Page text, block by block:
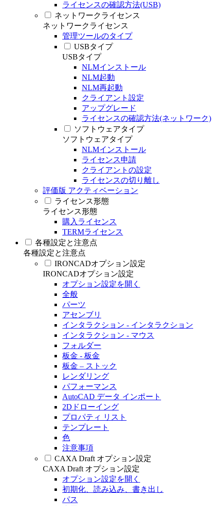
ライセンスの確認方法(USB)
ネットワークライセンス
ネットワークライセンス
管理ツールのタイプ
USBタイプ
USBタイプ
NLMインストール
NLM起動
NLM再起動
クライアント設定
アップグレード
ライセンスの確認方法(ネットワーク)
ソフトウェアタイプ
ソフトウェアタイプ
NLMインストール
ライセンス申請
クライアントの設定
ライセンスの切り離し
評価版 アクティベーション
ライセンス形態
ライセンス形態
購入ライセンス
TERMライセンス
各種設定と注意点
各種設定と注意点
IRONCADオプション設定
IRONCADオプション設定
オプション設定を開く
全般
パーツ
アセンブリ
インタラクション - インタラクション
インタラクション - マウス
フォルダー
板金 - 板金
板金 – ストック
レンダリング
パフォーマンス
AutoCAD データ インポート
2Dドローイング
プロパティ リスト
テンプレート
色
注意事項
CAXA Draft オプション設定
CAXA Draft オプション設定
オプション設定を開く
初期化、読み込み、書き出し
パス